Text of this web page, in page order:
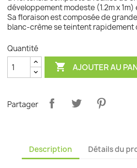
développement modeste (1.2m x
Sa floraison est composée de
blanc-crème se teintent rapidement
Quantité
 AJOUTER AU
Partager
Description Détails du